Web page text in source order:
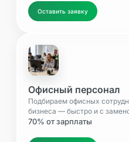
Оставить заявку
Офисный персонал
Подбираем офисных
бизнеса — быстро и с
70% от зарплаты